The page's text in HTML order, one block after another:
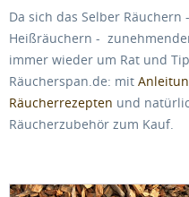
Da sich das Selber
Heißräuchern -
immer wieder um Rat und
Räucherspan.de: mit
Räucherrezepten und
Räucherzubehör zum Kauf.